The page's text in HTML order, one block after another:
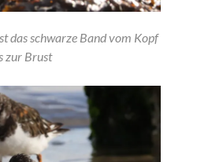
das schwarze Band vom Kopf
zur Brust